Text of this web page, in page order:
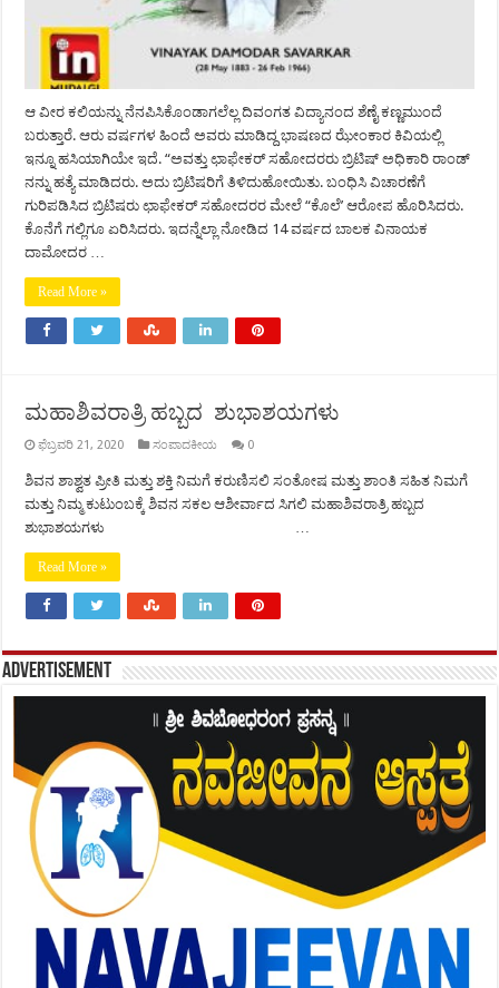
ಆ ವೀರ ಕಲಿಯನ್ನು ನೆನಪಿಸಿಕೊಂಡಾಗಲೆಲ್ಲ ದಿವಂಗತ ವಿದ್ಯಾನಂದ ಶೆಣೈ ಕಣ್ಣಮುಂದೆ
ಬರುತ್ತಾರೆ. ಆರು ವರ್ಷಗಳ ಹಿಂದೆ ಅವರು ಮಾಡಿದ್ದ ಭಾಷಣದ ಝೇಂಕಾರ ಕಿವಿಯಲ್ಲಿ
ಇನ್ನೂ ಹಸಿಯಾಗಿಯೇ ಇದೆ. “ಅವತ್ತು ಛಾಫೇಕರ್ ಸಹೋದರರು ಬ್ರಿಟಿಷ್ ಅಧಿಕಾರಿ ರಾಂಡ್
ನನ್ನು ಹತ್ಯೆ ಮಾಡಿದರು. ಅದು ಬ್ರಿಟಿಷರಿಗೆ ತಿಳಿದುಹೋಯಿತು. ಬಂಧಿಸಿ ವಿಚಾರಣೆಗೆ
ಗುರಿಪಡಿಸಿದ ಬ್ರಿಟಿಷರು ಛಾಫೇಕರ್ ಸಹೋದರರ ಮೇಲೆ “ಕೊಲೆ’ ಆರೋಪ ಹೊರಿಸಿದರು.
ಕೊನೆಗೆ ಗಲ್ಲಿಗೂ ಏರಿಸಿದರು. ಇದನ್ನೆಲ್ಲಾ ನೋಡಿದ 14 ವರ್ಷದ ಬಾಲಕ ವಿನಾಯಕ
ದಾಮೋದರ …
Read More »
ಮಹಾಶಿವರಾತ್ರಿ ಹಬ್ಬದ ಶುಭಾಶಯಗಳು
ಫೆಬ್ರವರಿ 21, 2020 ಸಂಪಾದಕೀಯ 0
ಶಿವನ ಶಾಶ್ವತ ಪ್ರೀತಿ ಮತ್ತು ಶಕ್ತಿ ನಿಮಗೆ ಕರುಣಿಸಲಿ ಸಂತೋಷ ಮತ್ತು ಶಾಂತಿ ಸಹಿತ ನಿಮಗೆ
ಮತ್ತು ನಿಮ್ಮ ಕುಟುಂಬಕ್ಕೆ ಶಿವನ ಸಕಲ ಆಶೀರ್ವಾದ ಸಿಗಲಿ ಮಹಾಶಿವರಾತ್ರಿ ಹಬ್ಬದ
ಶುಭಾಶಯಗಳು …
Read More »
Advertisement